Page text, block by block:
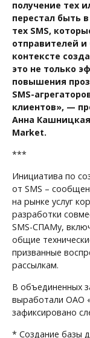
получение тех
перестал быть
тех SMS,
отправителей и
контексте
это не только
повышения
SMS-
клиентов», —
Анна
Market.
***
Инициатива по
от SMS –
на рынке услуг
разработки
SMS-СПАМу,
общие
призванные
рассылкам.
В объединенных
выработали ОАО
зафиксировано
* Создание базы